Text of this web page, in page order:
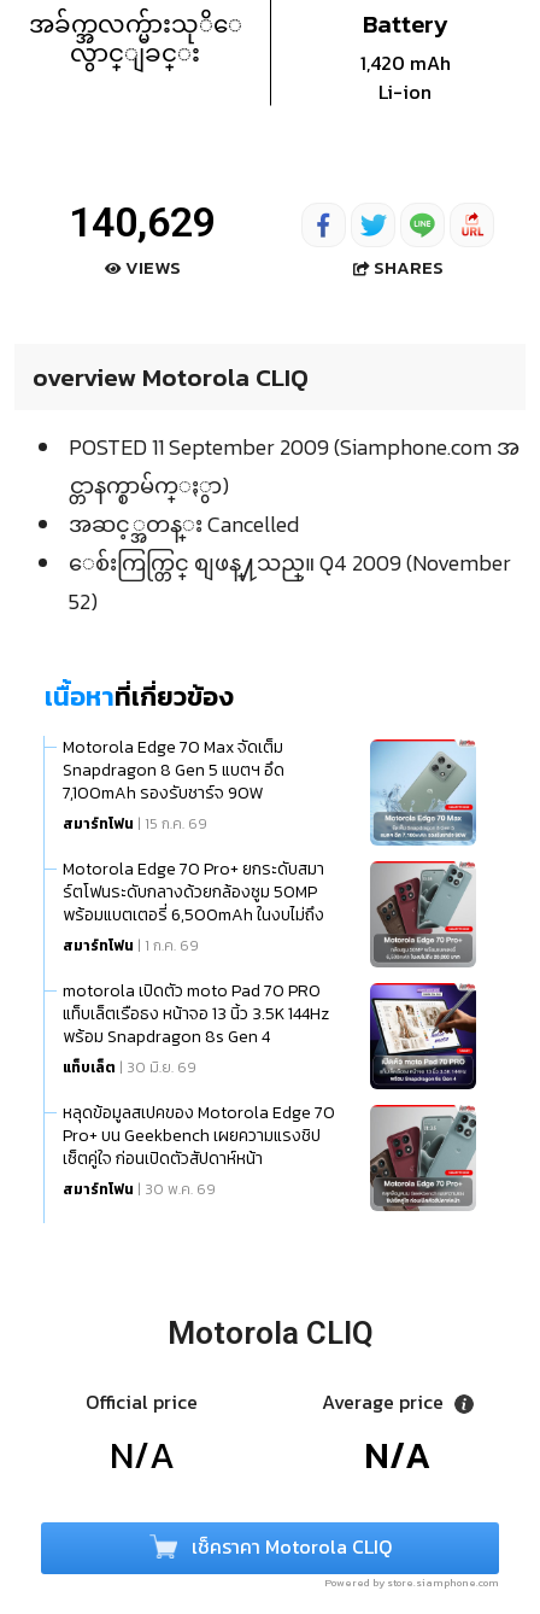
အခ်က္အလက္မ်ားသုိေ
လွာင္ျခင္း
Battery
1,420 mAh
Li-ion
140,629
VIEWS SHARES
overview Motorola CLIQ
POSTED 11 September 2009 (Siamphone.com အ
င္တာနက္စာမ်က္ႏွာ)
အဆင့္အတန္း Cancelled
ေစ်းကြက္တြင္ စျဖန္႔သည္။ Q4 2009 (November
52)
เนื้อหาที่เกี่ยวข้อง
Motorola Edge 70 Max จัดเต็ม
Snapdragon 8 Gen 5 แบตฯ อึด
7,100mAh รองรับชาร์จ 90W
สมาร์ทโฟน | 15 ก.ค. 69
Motorola Edge 70 Pro+ ยกระดับสมา
ร์ตโฟนระดับกลางด้วยกล้องซูม 50MP
พร้อมแบตเตอรี่ 6,500mAh ในงบไม่ถึง
20,000 บาท
สมาร์ทโฟน | 1 ก.ค. 69
motorola เปิดตัว moto Pad 70 PRO
แท็บเล็ตเรือธง หน้าจอ 13 นิ้ว 3.5K 144Hz
พร้อม Snapdragon 8s Gen 4
แท็บเล็ต | 30 มิ.ย. 69
หลุดข้อมูลสเปคของ Motorola Edge 70
Pro+ บน Geekbench เผยความแรงชิป
เซ็ตคู่ใจ ก่อนเปิดตัวสัปดาห์หน้า
สมาร์ทโฟน | 30 พ.ค. 69
Motorola CLIQ
Official price
N/A
Average price
N/A
เช็คราคา Motorola CLIQ
Powered by store.siamphone.com